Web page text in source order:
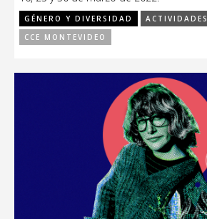
GÉNERO Y DIVERSIDAD
ACTIVIDADES
CCE MONTEVIDEO